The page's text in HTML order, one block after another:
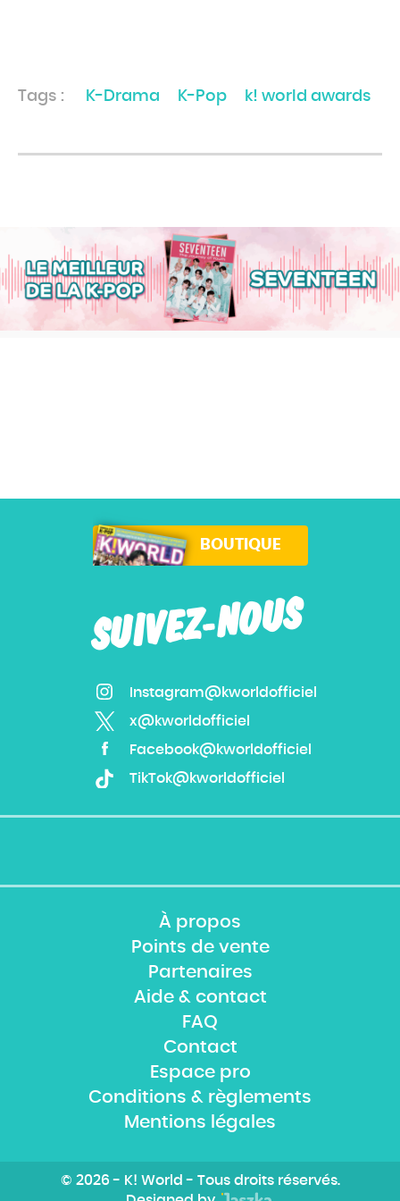
Tags : K-Drama K-Pop k! world awards
SUIVEZ-NOUS
Instagram@kworldofficiel
x@kworldofficiel
Facebook@kworldofficiel
TikTok@kworldofficiel
BOUTIQUE
À propos
Points de vente
Partenaires
Aide & contact
FAQ
Contact
Espace pro
Conditions & règlements
Mentions légales
© 2026 - K! World - Tous droits réservés.